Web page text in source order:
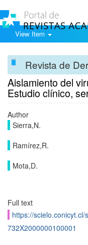
View Item
Revista de
Aislamiento del
Estudio clínico,
Author
Sierra,N.
Ramírez,R.
Mota,D.
Full text
https://
732X2000000100001